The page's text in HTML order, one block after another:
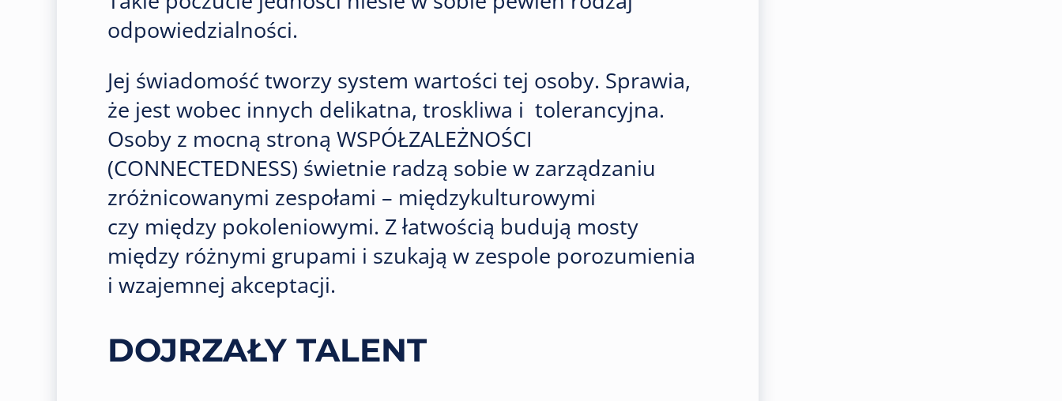
odpowiedzialności.
Jej świadomość tworzy system wartości tej osoby. Sprawia,
że jest wobec innych delikatna, troskliwa i tolerancyjna.
Osoby z mocną stroną WSPÓŁZALEŻNOŚCI
(CONNECTEDNESS) świetnie radzą sobie w zarządzaniu
zróżnicowanymi zespołami – międzykulturowymi
czy między pokoleniowymi. Z łatwością budują mosty
między różnymi grupami i szukają w zespole porozumienia
i wzajemnej akceptacji.
DOJRZAŁY TALENT